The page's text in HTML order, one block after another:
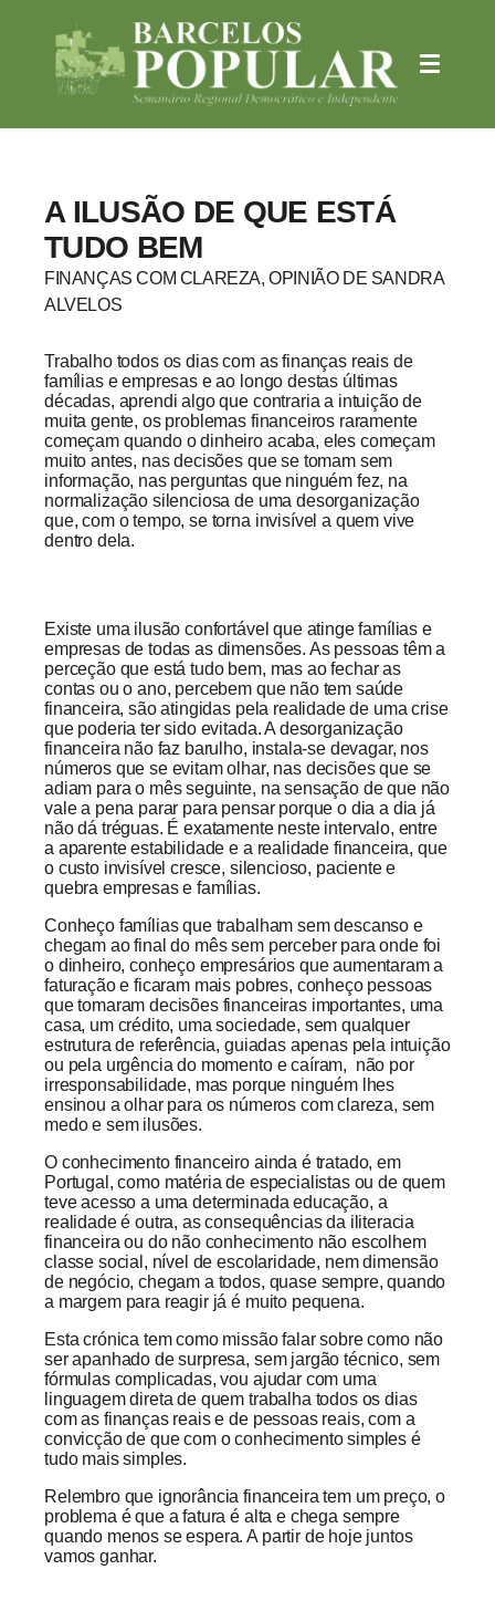
A ILUSÃO DE QUE ESTÁ
TUDO BEM
FINANÇAS COM CLAREZA, OPINIÃO DE SANDRA
ALVELOS
Trabalho todos os dias com as finanças reais de
famílias e empresas e ao longo destas últimas
décadas, aprendi algo que contraria a intuição de
muita gente, os problemas financeiros raramente
começam quando o dinheiro acaba, eles começam
muito antes, nas decisões que se tomam sem
informação, nas perguntas que ninguém fez, na
normalização silenciosa de uma desorganização
que, com o tempo, se torna invisível a quem vive
dentro dela.
Existe uma ilusão confortável que atinge famílias e
empresas de todas as dimensões. As pessoas têm a
perceção que está tudo bem, mas ao fechar as
contas ou o ano, percebem que não tem saúde
financeira, são atingidas pela realidade de uma crise
que poderia ter sido evitada. A desorganização
financeira não faz barulho, instala-se devagar, nos
números que se evitam olhar, nas decisões que se
adiam para o mês seguinte, na sensação de que não
vale a pena parar para pensar porque o dia a dia já
não dá tréguas. É exatamente neste intervalo, entre
a aparente estabilidade e a realidade financeira, que
o custo invisível cresce, silencioso, paciente e
quebra empresas e famílias.
Conheço famílias que trabalham sem descanso e
chegam ao final do mês sem perceber para onde foi
o dinheiro, conheço empresários que aumentaram a
faturação e ficaram mais pobres, conheço pessoas
que tomaram decisões financeiras importantes, uma
casa, um crédito, uma sociedade, sem qualquer
estrutura de referência, guiadas apenas pela intuição
ou pela urgência do momento e caíram, não por
irresponsabilidade, mas porque ninguém lhes
ensinou a olhar para os números com clareza, sem
medo e sem ilusões.
O conhecimento financeiro ainda é tratado, em
Portugal, como matéria de especialistas ou de quem
teve acesso a uma determinada educação, a
realidade é outra, as consequências da iliteracia
financeira ou do não conhecimento não escolhem
classe social, nível de escolaridade, nem dimensão
de negócio, chegam a todos, quase sempre, quando
a margem para reagir já é muito pequena.
Esta crónica tem como missão falar sobre como não
ser apanhado de surpresa, sem jargão técnico, sem
fórmulas complicadas, vou ajudar com uma
linguagem direta de quem trabalha todos os dias
com as finanças reais e de pessoas reais, com a
convicção de que com o conhecimento simples é
tudo mais simples.
Relembro que ignorância financeira tem um preço, o
problema é que a fatura é alta e chega sempre
quando menos se espera. A partir de hoje juntos
vamos ganhar.